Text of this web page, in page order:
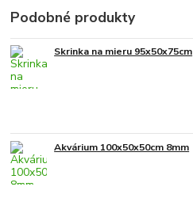
Podobné produkty
Skrinka na mieru 95x50x75cm
Akvárium 100x50x50cm 8mm